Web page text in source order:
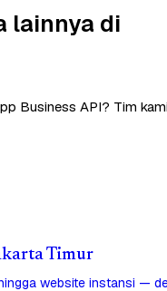
lainnya di
Business API? Tim
Timur
website instansi —